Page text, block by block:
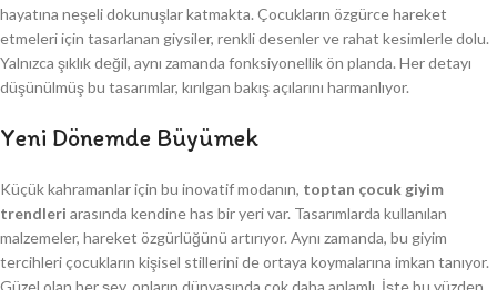
hayatına neşeli dokunuşlar katmakta. Çocukların özgürce hareket
etmeleri için tasarlanan giysiler, renkli desenler ve rahat kesimlerle dolu.
Yalnızca şıklık değil, aynı zamanda fonksiyonellik ön planda. Her detayı
düşünülmüş bu tasarımlar, kırılgan bakış açılarını harmanlıyor.
Yeni Dönemde Büyümek
Küçük kahramanlar için bu inovatif modanın, toptan çocuk giyim
trendleri arasında kendine has bir yeri var. Tasarımlarda kullanılan
malzemeler, hareket özgürlüğünü artırıyor. Aynı zamanda, bu giyim
tercihleri çocukların kişisel stillerini de ortaya koymalarına imkan tanıyor.
Güzel olan her şey, onların dünyasında çok daha anlamlı. İşte bu yüzden,